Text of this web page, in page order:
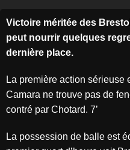
Victoire méritée des
peut nourrir quelques
dernière place.
La première action sérieuse
Camara ne trouve pas de
contré par Chotard. 7’
La possession de balle est